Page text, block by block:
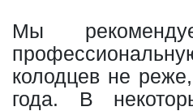
Мы
колодцев не
года. В